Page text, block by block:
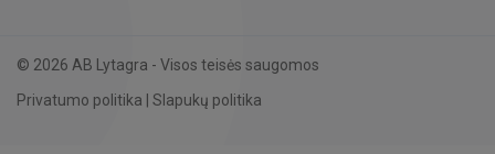
© 2026 AB Lytagra - Visos teisės saugomos
Privatumo politika
Slapukų politika